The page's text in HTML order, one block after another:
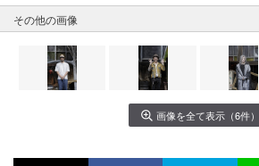
その他の画像
画像を全て表示（6件）